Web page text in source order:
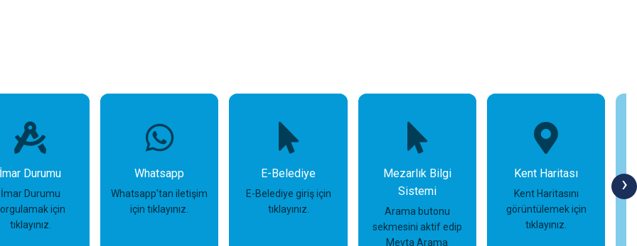
›
İmar Durumu
İmar Durumu
için
tıklayınız.
Whatsapp
Whatsapp'tan iletişim
için tıklayınız.
E-Belediye
E-Belediye giriş için
tıklayınız.
Mezarlık Bilgi
Sistemi
Arama butonu
sekmesini aktif edip
Mevta Arama
İncele
Kent Haritası
Kent Haritasını
görüntülemek için
tıklayınız.